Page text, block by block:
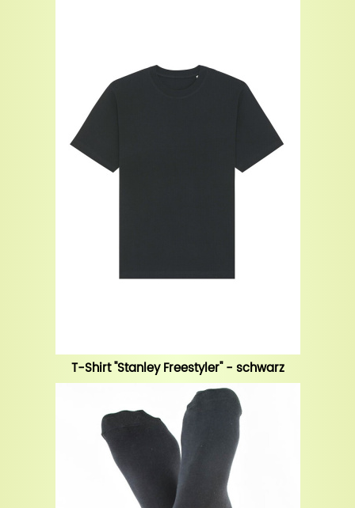
T-Shirt "Stanley Freestyler" - schwarz